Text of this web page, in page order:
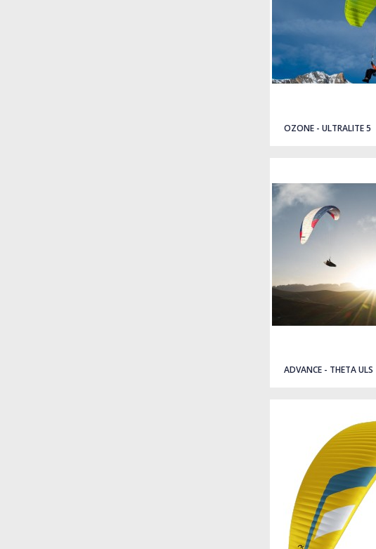
OZONE - ULTRALITE 5
ADVANCE - THETA ULS